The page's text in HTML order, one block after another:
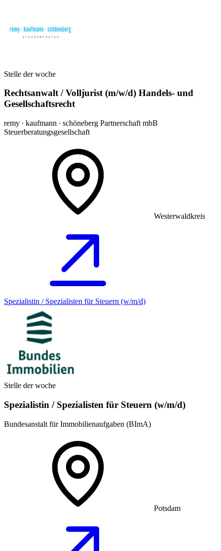
Stelle der woche
Rechtsanwalt / Volljurist (m/w/d) Handels- und
Gesellschaftsrecht
remy ∙ kaufmann ∙ schöneberg Partnerschaft mbB
Steuerberatungsgesellschaft
Westerwaldkreis
Spezialistin / Spezialisten für Steuern (w/m/d)
Stelle der woche
Spezialistin / Spezialisten für Steuern (w/m/d)
Bundesanstalt für Immobilienaufgaben (BImA)
Potsdam